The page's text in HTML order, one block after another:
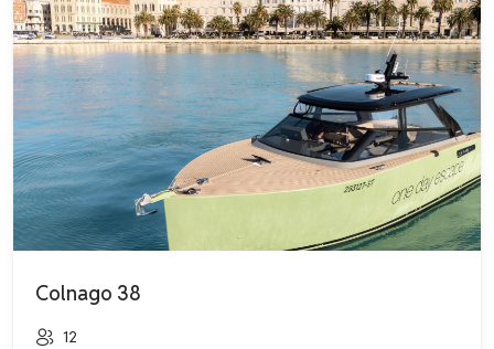
Colnago 38
12